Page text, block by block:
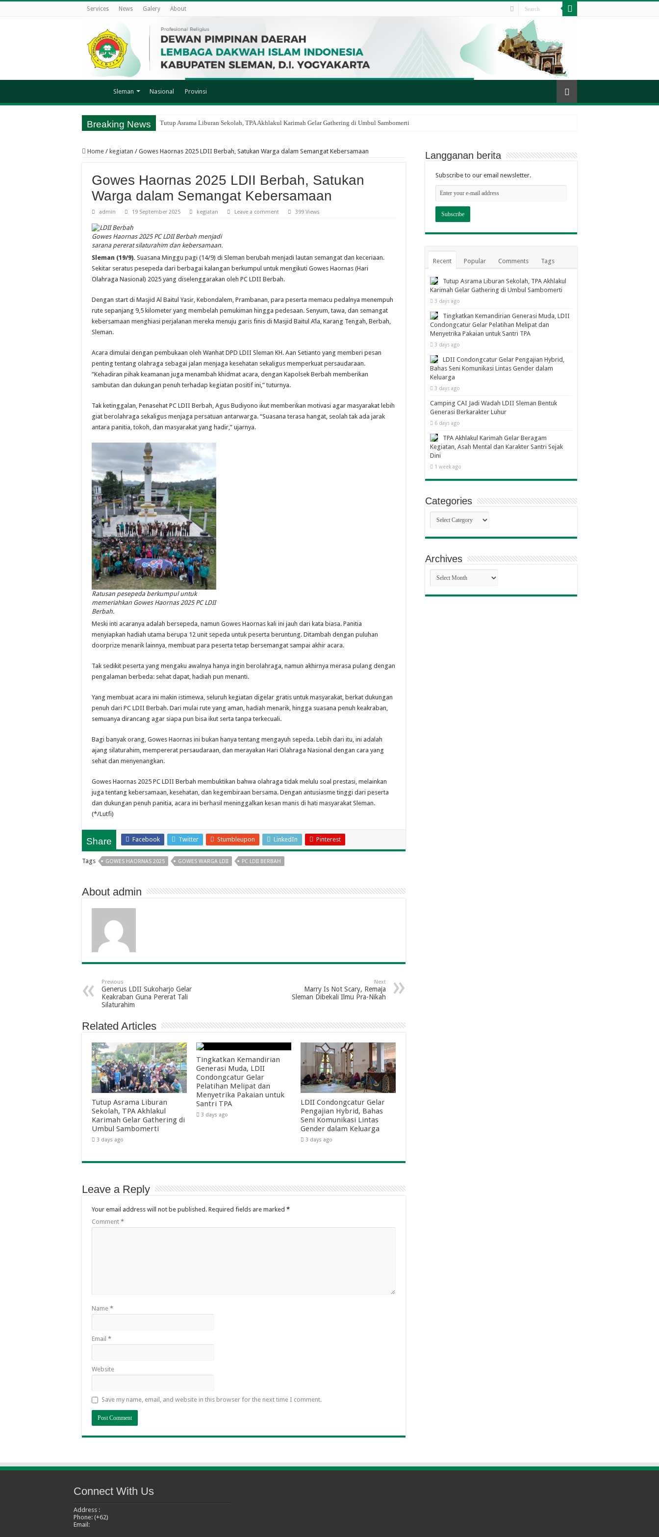
Services News Galery About
Sleman Nasional Provinsi
Breaking News Tutup Asrama Liburan Sekolah, TPA Akhlakul Karimah Gelar Gathering di Umbul Sambomerti
Home / kegiatan / Gowes Haornas 2025 LDII Berbah, Satukan Warga dalam Semangat Kebersamaan
Gowes Haornas 2025 LDII Berbah, Satukan
Warga dalam Semangat Kebersamaan
admin 19 September 2025 kegiatan Leave a comment 399 Views
Gowes Haornas 2025 PC LDII Berbah menjadi
sarana pererat silaturahim dan kebersamaan.
Sleman (19/9). Suasana Minggu pagi (14/9) di Sleman berubah menjadi lautan semangat dan keceriaan.
Sekitar seratus pesepeda dari berbagai kalangan berkumpul untuk mengikuti Gowes Haornas (Hari
Olahraga Nasional) 2025 yang diselenggarakan oleh PC LDII Berbah.
Dengan start di Masjid Al Baitul Yasir, Kebondalem, Prambanan, para peserta memacu pedalnya menempuh
rute sepanjang 9,5 kilometer yang membelah pemukiman hingga pedesaan. Senyum, tawa, dan semangat
kebersamaan menghiasi perjalanan mereka menuju garis finis di Masjid Baitul A’la, Karang Tengah, Berbah,
Sleman.
Acara dimulai dengan pembukaan oleh Wanhat DPD LDII Sleman KH. Aan Setianto yang memberi pesan
penting tentang olahraga sebagai jalan menjaga kesehatan sekaligus memperkuat persaudaraan.
“Kehadiran pihak keamanan juga menambah khidmat acara, dengan Kapolsek Berbah memberikan
sambutan dan dukungan penuh terhadap kegiatan positif ini,” tuturnya.
Tak ketinggalan, Penasehat PC LDII Berbah, Agus Budiyono ikut memberikan motivasi agar masyarakat lebih
giat berolahraga sekaligus menjaga persatuan antarwarga. “Suasana terasa hangat, seolah tak ada jarak
antara panitia, tokoh, dan masyarakat yang hadir,” ujarnya.
Ratusan pesepeda berkumpul untuk
memeriahkan Gowes Haornas 2025 PC LDII
Berbah.
Meski inti acaranya adalah bersepeda, namun Gowes Haornas kali ini jauh dari kata biasa. Panitia
menyiapkan hadiah utama berupa 12 unit sepeda untuk peserta beruntung. Ditambah dengan puluhan
doorprize menarik lainnya, membuat para peserta tetap bersemangat sampai akhir acara.
Tak sedikit peserta yang mengaku awalnya hanya ingin berolahraga, namun akhirnya merasa pulang dengan
pengalaman berbeda: sehat dapat, hadiah pun menanti.
Yang membuat acara ini makin istimewa, seluruh kegiatan digelar gratis untuk masyarakat, berkat dukungan
penuh dari PC LDII Berbah. Dari mulai rute yang aman, hadiah menarik, hingga suasana penuh keakraban,
semuanya dirancang agar siapa pun bisa ikut serta tanpa terkecuali.
Bagi banyak orang, Gowes Haornas ini bukan hanya tentang mengayuh sepeda. Lebih dari itu, ini adalah
ajang silaturahim, mempererat persaudaraan, dan merayakan Hari Olahraga Nasional dengan cara yang
sehat dan menyenangkan.
Gowes Haornas 2025 PC LDII Berbah membuktikan bahwa olahraga tidak melulu soal prestasi, melainkan
juga tentang kebersamaan, kesehatan, dan kegembiraan bersama. Dengan antusiasme tinggi dari peserta
dan dukungan penuh panitia, acara ini berhasil meninggalkan kesan manis di hati masyarakat Sleman.
(*/Lutfi)
Share Facebook Twitter Stumbleupon LinkedIn Pinterest
Tags GOWES HAORNAS 2025 GOWES WARGA LDII PC LDII BERBAH
About admin
Previous
Generus LDII Sukoharjo Gelar
Keakraban Guna Pererat Tali
Silaturahim
Next
Marry Is Not Scary, Remaja
Sleman Dibekali Ilmu Pra-Nikah
Related Articles
Tutup Asrama Liburan
Sekolah, TPA Akhlakul
Karimah Gelar Gathering di
Umbul Sambomerti
3 days ago
Tingkatkan Kemandirian
Generasi Muda, LDII
Condongcatur Gelar
Pelatihan Melipat dan
Menyetrika Pakaian untuk
Santri TPA
3 days ago
LDII Condongcatur Gelar
Pengajian Hybrid, Bahas
Seni Komunikasi Lintas
Gender dalam Keluarga
3 days ago
Leave a Reply
Your email address will not be published. Required fields are marked *
Comment *
Name *
Email *
Website
Save my name, email, and website in this browser for the next time I comment.
Langganan berita
Subscribe to our email newsletter.
Recent Popular Comments Tags
Tutup Asrama Liburan Sekolah, TPA Akhlakul
Karimah Gelar Gathering di Umbul Sambomerti
3 days ago
Tingkatkan Kemandirian Generasi Muda, LDII
Condongcatur Gelar Pelatihan Melipat dan
Menyetrika Pakaian untuk Santri TPA
3 days ago
LDII Condongcatur Gelar Pengajian Hybrid,
Bahas Seni Komunikasi Lintas Gender dalam
Keluarga
3 days ago
Camping CAI Jadi Wadah LDII Sleman Bentuk
Generasi Berkarakter Luhur
6 days ago
TPA Akhlakul Karimah Gelar Beragam
Kegiatan, Asah Mental dan Karakter Santri Sejak
Dini
1 week ago
Categories
Categories
Archives
Archives
Connect With Us
Address :
Phone: (+62)
Email: